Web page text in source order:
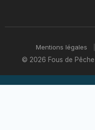
Mentions légales
© 2026 Fous de Pêche